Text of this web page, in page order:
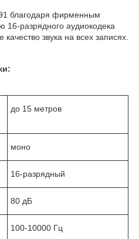
благодаря фирменным
16-разрядного аудиокодека
звука на всех записях.
до 15 метров
моно
16-разрядный
80 дБ
100-10000 Гц